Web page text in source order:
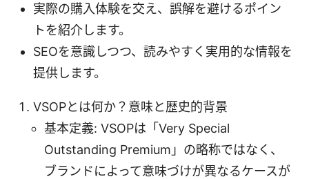
実際の購入体験を交え、誤解を避けるポイン
トを紹介します。
SEOを意識しつつ、読みやすく実用的な情報を
提供します。
VSOPとは何か？意味と歴史的背景
基本定義: VSOPは「Very Special
Outstanding Premium」の略称ではなく、
ブランドによって意味づけが異なるケースが